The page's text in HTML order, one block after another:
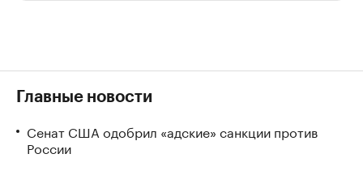
Главные новости
Сенат США одобрил «адские» санкции против
России